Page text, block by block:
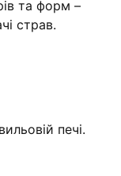
та форм –
страв.
печі.